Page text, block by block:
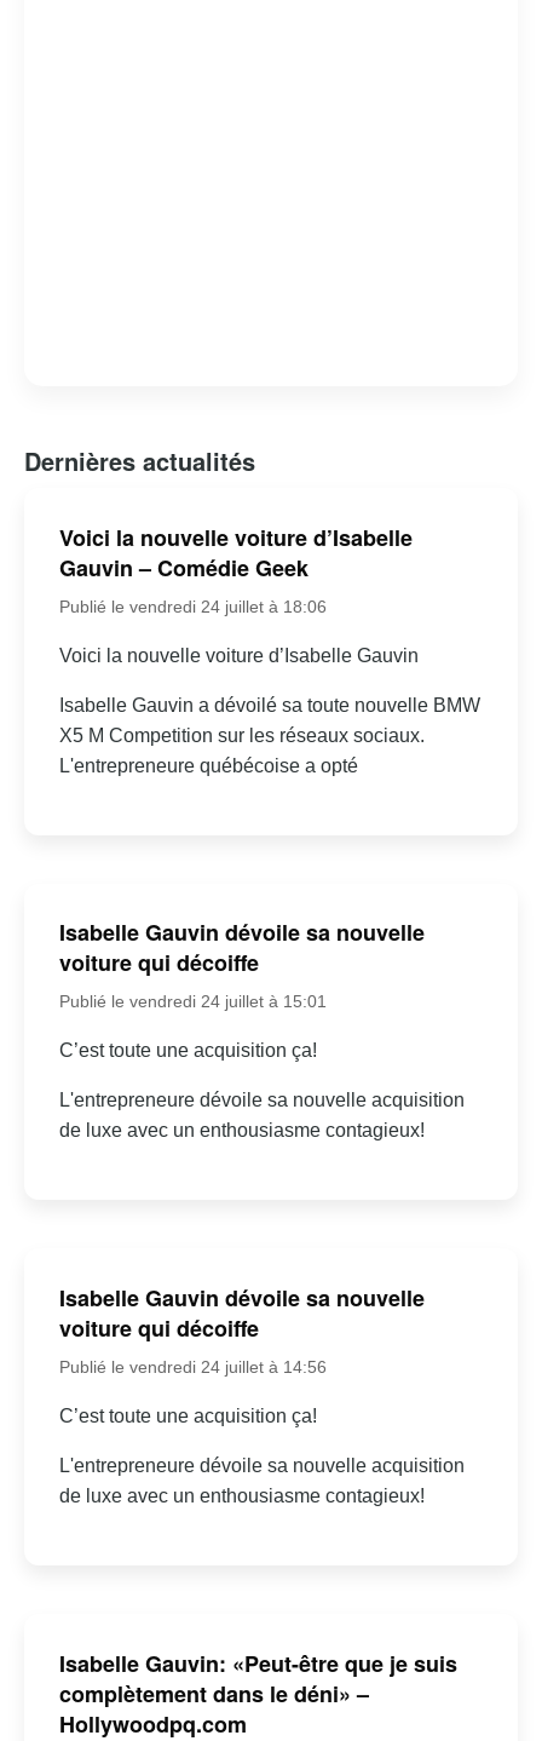
Dernières actualités
Voici la nouvelle voiture d’Isabelle
Gauvin – Comédie Geek
Publié le vendredi 24 juillet à 18:06
Voici la nouvelle voiture d’Isabelle Gauvin
Isabelle Gauvin a dévoilé sa toute nouvelle BMW
X5 M Competition sur les réseaux sociaux.
L'entrepreneure québécoise a opté
Isabelle Gauvin dévoile sa nouvelle
voiture qui décoiffe
Publié le vendredi 24 juillet à 15:01
C’est toute une acquisition ça!
L'entrepreneure dévoile sa nouvelle acquisition
de luxe avec un enthousiasme contagieux!
Isabelle Gauvin dévoile sa nouvelle
voiture qui décoiffe
Publié le vendredi 24 juillet à 14:56
C’est toute une acquisition ça!
L'entrepreneure dévoile sa nouvelle acquisition
de luxe avec un enthousiasme contagieux!
Isabelle Gauvin: «Peut-être que je suis
complètement dans le déni» –
Hollywoodpq.com